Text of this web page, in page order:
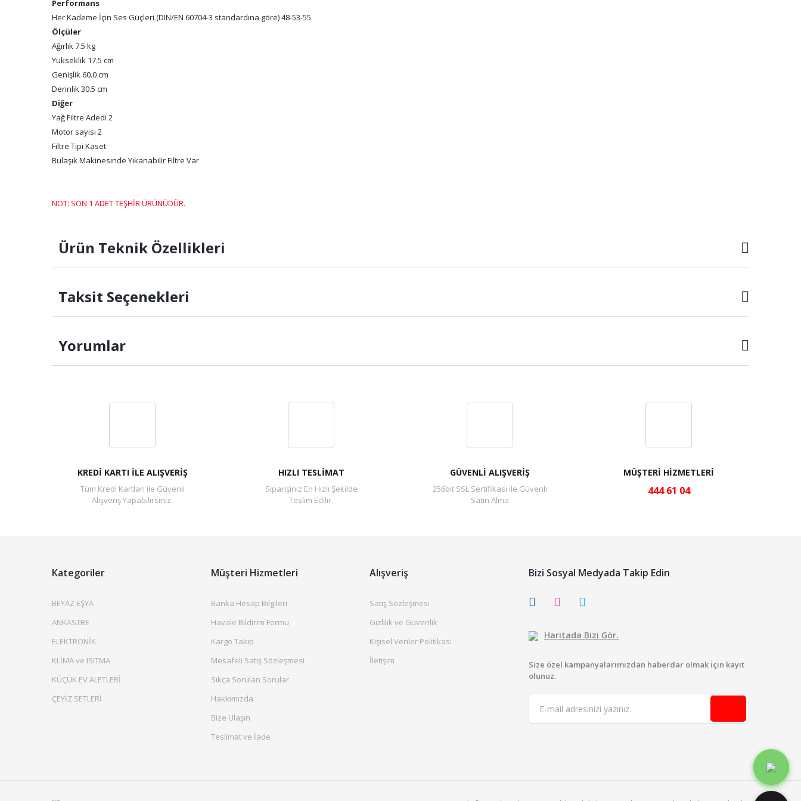
Performans
Her Kademe İçin Ses Güçleri (DIN/EN 60704-3 standardına göre) 48-53-55
Ölçüler
Ağırlık 7.5 kg
Yükseklik 17.5 cm
Genişlik 60.0 cm
Derinlik 30.5 cm
Diğer
Yağ Filtre Adedi 2
Motor sayısı 2
Filtre Tipi Kaset
Bulaşık Makinesinde Yıkanabilir Filtre Var
NOT: SON 1 ADET TEŞHİR ÜRÜNÜDÜR.
Ürün Teknik Özellikleri
Taksit Seçenekleri
Yorumlar
KREDİ KARTI İLE ALIŞVERİŞ
Tüm Kredi Kartları ile Güvenli
Alışveriş Yapabilirsiniz.
HIZLI TESLİMAT
Siparişiniz En Hızlı Şekilde
Teslim Edilir.
GÜVENLİ ALIŞVERİŞ
256bit SSL Sertifikası ile Güvenli
Satın Alma
MÜŞTERİ HİZMETLERİ
444 61 04
Kategoriler
BEYAZ EŞYA
ANKASTRE
ELEKTRONİK
KLİMA ve ISITMA
KÜÇÜK EV ALETLERİ
ÇEYİZ SETLERİ
Müşteri Hizmetleri
Banka Hesap Bilgileri
Havale Bildirim Formu
Kargo Takip
Mesafeli Satış Sözleşmesi
Sıkça Sorulan Sorular
Hakkımızda
Bize Ulaşın
Teslimat ve İade
Alışveriş
Satış Sözleşmesi
Gizlilik ve Güvenlik
Kişisel Veriler Politikası
İletişim
Bizi Sosyal Medyada Takip Edin
Haritada Bizi Gör.
Size özel kampanyalarımızdan haberdar olmak için kayıt
olunuz.